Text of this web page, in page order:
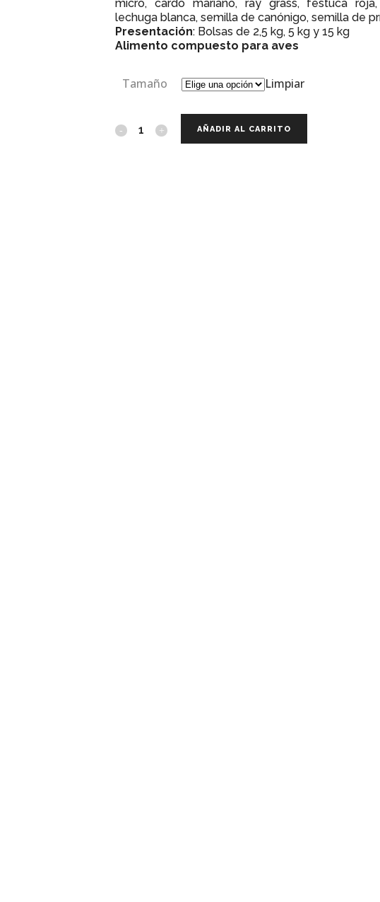
micro, cardo mariano, ray grass, festuca
lechuga blanca, semilla de canónigo, semilla de
Presentación: Bolsas de 2,5 kg, 5 kg y 15 kg
Alimento compuesto para aves
Tamaño Limpiar
AÑADIR AL CARRITO